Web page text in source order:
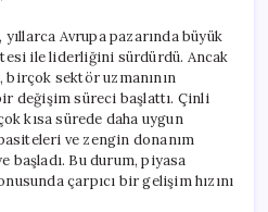
Seddi’ni
Kuruyor
için
Avrupa pazarında büyük
ile liderliğini sürdürdü. Ancak
sektör uzmanının
değişim süreci başlattı. Çinli
kısa sürede daha uygun
ve zengin donanım
başladı. Bu durum, piyasa
çarpıcı bir gelişim hızını